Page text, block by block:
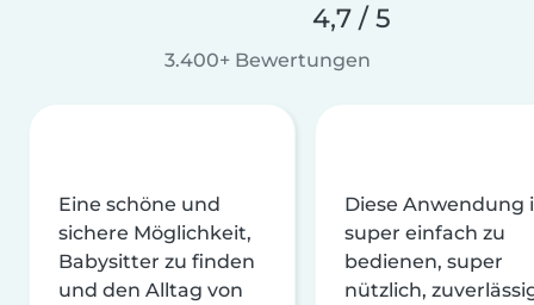
4,7 / 5
3.400+ Bewertungen
Eine schöne und
sichere Möglichkeit,
Babysitter zu finden
und den Alltag von
Diese Anwendung
super einfach zu
bedienen, super
nützlich,